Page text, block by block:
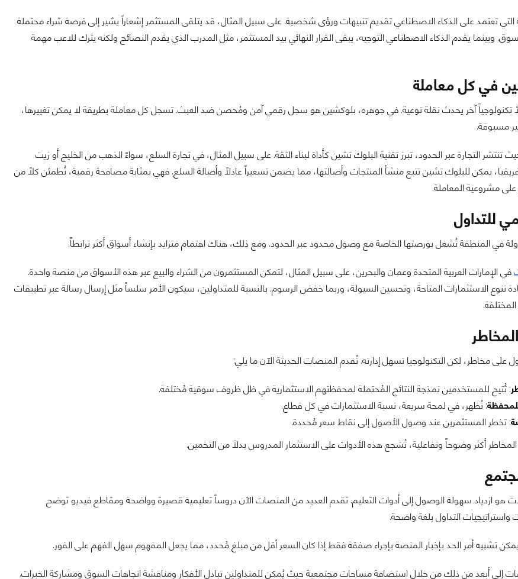
التي تعتمد على الذكاء الاصطناعي تقديم تنبيهات ورؤى شخصية. على سبيل المثال، قد يتلقى المستثمر إشعاراً يشير إلى فرصة شراء محتملة
وبينما يقدم الذكاء الاصطناعي التوجيه، يبقى القرار النهائي بيد المستثمر، مثل المدرب الذي يقدم النصائح ولكنه يترك للاعب مهمة
في كل معاملة
تكنولوجياً آخر يحدث نقلة نوعية. في جوهره، بلوكشين هو سجل رقمي آمن ومُحصن ضد العبث. تسجل كل معاملة بطريقة لا يمكن تغييرها،
مسبوقة.
تنتشر التجارة عبر الحدود، تبرز تقنية البلوك تشين كأداة لبناء الثقة. على سبيل المثال، في تجارة السلع، سواءً الذهب من الخليج أو زيت
يمكن للبلوك تشين تتبع منشأ المنتجات وأصالتها، مما يضمن تسعيراً عادلاً وأصالة السلع. فهي بمثابة مصافحة رقمية، تُطمئن كلاً من
على مشروعية المعاملة.
للتداول
في المنطقة تُشغل بورصتها الخاصة مع وصول محدود عبر الحدود. ومع ذلك، هناك اهتمام متزايد بإنشاء أسواق أكثر ترابطاً.
في الإمارات العربية المتحدة وعمان والبحرين، على سبيل المثال، لتمكن المستثمرون من الشراء والبيع عبر هذه الأسواق من منصة واحدة.
تنوع الاستثمارات المتاحة، وتحسين السيولة، وربما خفض الرسوم. بالنسبة للمتداولين، سيكون الأمر سلساً مثل إرسال رسالة عبر تطبيقات
على مخاطر، لكن التكنولوجيا تسهل إدارته. تُقدم المنصات الحديثة الآن ما يلي:
: تُتيح للمستخدمين نمذجة النتائج المُحتملة لمحفظتهم الاستثمارية في ظل ظروف سوقية مُختلفة.
: تُظهر، في لمحة سريعة، نسبة الاستثمارات في كل قطاع.
: تخطر المستثمرين عند وصول الأصول إلى نقاط سعر مُحددة.
أكثر وضوحاً وتفاعلية، تُشجع هذه الأدوات على الاستثمار المدروس بدلاً من التخمين.
هو ازدياد سهولة الوصول إلى أدوات التعليم. تقدم العديد من المنصات الآن دروساً تعليمية قصيرة وواضحة ومقاطع فيديو توضح
التداول بلغة واضحة.
تشبيه أمر الحد بإخبار المنصة بإجراء صفقة فقط إذا كان السعر أقل من مبلغ مُحدد، مما يجعل المفهوم سهل الفهم على الفور.
أبعد من ذلك من خلال استضافة مساحات مجتمعية حيث يُمكن للمتداولين تبادل الأفكار ومناقشة اتجاهات السوق ومشاركة الخبرات.